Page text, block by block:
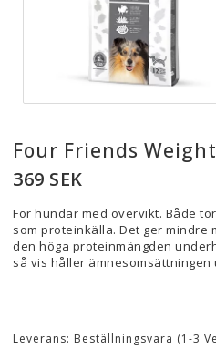
Four Friends
369 SEK
För hundar med övervikt. Både
som proteinkälla. Det ger mindre
den höga proteinmängden
så vis håller ämnesomsättningen
Leverans: Beställningsvara (1-3